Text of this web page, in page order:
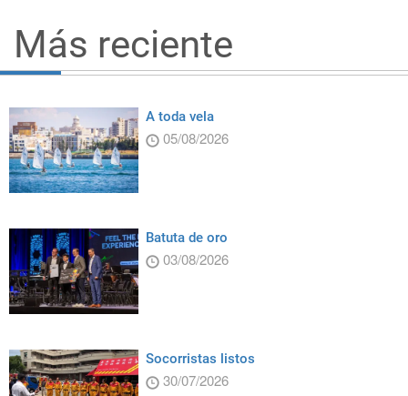
Más reciente
A toda vela
05/08/2026
Batuta de oro
03/08/2026
Socorristas listos
30/07/2026